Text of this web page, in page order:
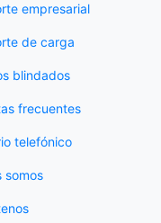
empresarial
de carga
blindados
frecuentes
telefónico
somos